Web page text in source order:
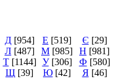
Д [954] Е [519] Є [29]
Л [487] М [985] Н [981]
Т [1144] У [306] Ф [580]
Щ [39] Ю [42] Я [46]